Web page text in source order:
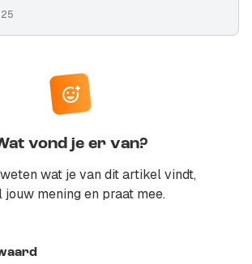
vond je er van?
wat je van dit artikel vindt,
jouw mening en praat mee.